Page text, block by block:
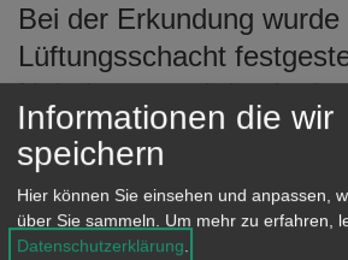
Bei der Erkundung
Lüftungsschacht
Nebel entstand durch
technischen Defekt des
Luftkompressor.
Besondere
Informationen die wir
speichern
Hier können Sie einsehen und anpassen,
über Sie sammeln. Um mehr zu erfahren,
Datenschutzerklärung.